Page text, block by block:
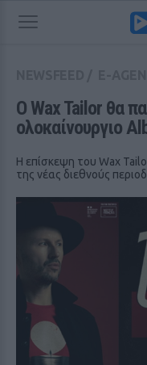
Ο Wax Tailor θα
ολοκαίνουργιο
Η επίσκεψη του Wax
της νέας διεθνούς